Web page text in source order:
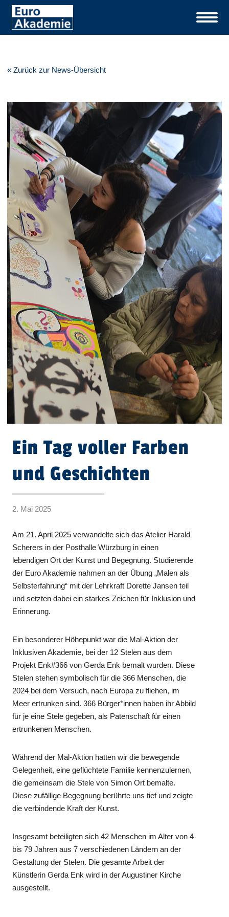
« Zurück zur News-Übersicht
Ein Tag voller Farben
und Geschichten
2. Mai 2025
Am 21. April 2025 verwandelte sich das Atelier Harald
Scherers in der Posthalle Würzburg in einen
lebendigen Ort der Kunst und Begegnung. Studierende
der Euro Akademie nahmen an der Übung „Malen als
Selbsterfahrung“ mit der Lehrkraft Dorette Jansen teil
und setzten dabei ein starkes Zeichen für Inklusion und
Erinnerung.
Ein besonderer Höhepunkt war die Mal-Aktion der
Inklusiven Akademie, bei der 12 Stelen aus dem
Projekt Enk#366 von Gerda Enk bemalt wurden. Diese
Stelen stehen symbolisch für die 366 Menschen, die
2024 bei dem Versuch, nach Europa zu fliehen, im
Meer ertrunken sind. 366 Bürger*innen haben ihr Abbild
für je eine Stele gegeben, als Patenschaft für einen
ertrunkenen Menschen.
Während der Mal-Aktion hatten wir die bewegende
Gelegenheit, eine geflüchtete Familie kennenzulernen,
die gemeinsam die Stele von Simon Ort bemalte.
Diese zufällige Begegnung berührte uns tief und zeigte
die verbindende Kraft der Kunst.
Insgesamt beteiligten sich 42 Menschen im Alter von 4
bis 79 Jahren aus 7 verschiedenen Ländern an der
Gestaltung der Stelen. Die gesamte Arbeit der
Künstlerin Gerda Enk wird in der Augustiner Kirche
ausgestellt.